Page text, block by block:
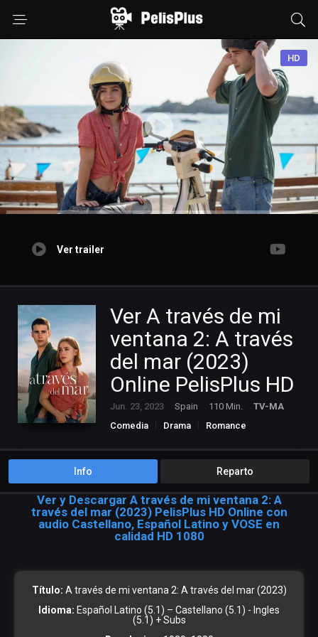
HD
Ver trailer
Ver A través de mi
ventana 2: A través
del mar (2023)
Online PelisPlus HD
Jun. 23, 2023 Spain 110 Min.
TV-MA
Comedia
Drama Romance
Info Reparto
Ver y Descargar A través de mi ventana 2: A
través del mar (2023) PelisPlus HD Online con
audio Castellano, Español Latino y VOSE en
calidad HD 1080
Título: A través de mi ventana 2: A través del mar (2023)
Idioma: Español Latino (5.1) – Castellano (5.1) - Ingles
(5.1) + Subs